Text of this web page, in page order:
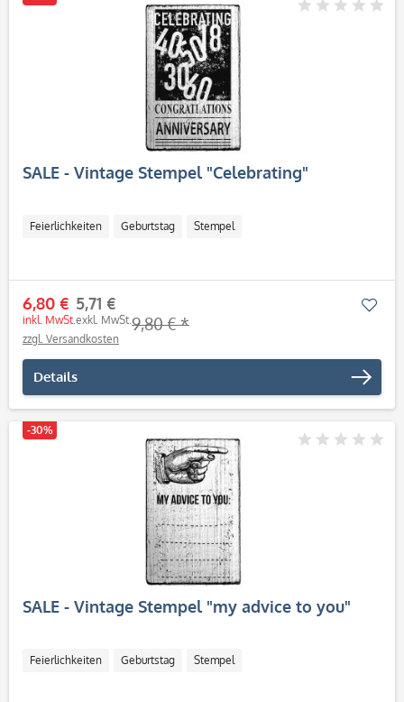
SALE - Vintage Stempel "Celebrating"
Feierlichkeiten Geburtstag Stempel
6,80 €
inkl. MwSt.
5,71 €
exkl. MwSt.9,80 € *
zzgl. Versandkosten
Details
-30%
SALE - Vintage Stempel "my advice to you"
Feierlichkeiten Geburtstag Stempel